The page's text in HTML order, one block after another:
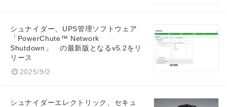
シュナイダー、UPS管理ソフトウェア
「PowerChute™ Network
Shutdown」 の最新版となるv5.2をリ
リース
2025/9/2
シュナイダーエレクトリック、セキュ